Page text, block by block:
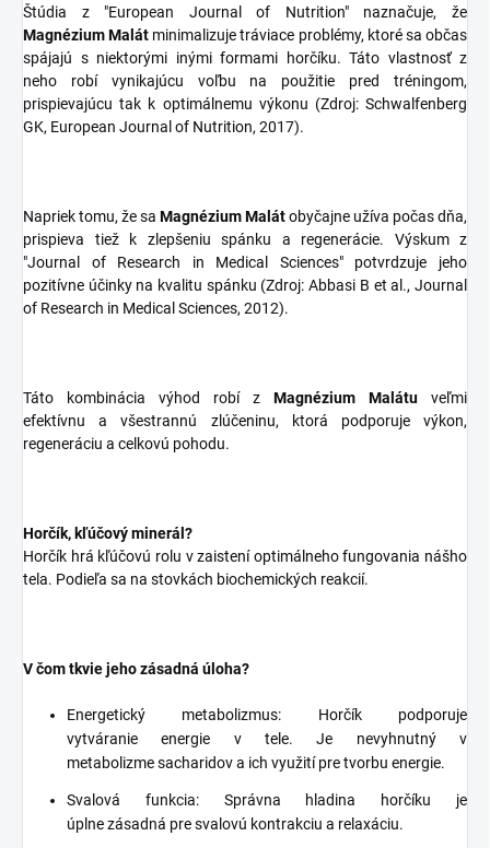
Štúdia z "European Journal of Nutrition" naznačuje, že
Magnézium Malát minimalizuje tráviace problémy, ktoré sa občas
spájajú s niektorými inými formami horčíku. Táto vlastnosť z
neho robí vynikajúcu voľbu na použitie pred tréningom,
prispievajúcu tak k optimálnemu výkonu (Zdroj: Schwalfenberg
GK, European Journal of Nutrition, 2017).
Napriek tomu, že sa Magnézium Malátobyčajne užíva počas dňa,
prispieva tiež k zlepšeniu spánku a regenerácie. Výskum z
"Journal of Research in Medical Sciences" potvrdzuje jeho
pozitívne účinky na kvalitu spánku (Zdroj: Abbasi B et al., Journal
of Research in Medical Sciences, 2012).
Táto kombinácia výhod robí z Magnézium Malátu veľmi
efektívnu a všestrannú zlúčeninu, ktorá podporuje výkon,
regeneráciu a celkovú pohodu.
Horčík, kľúčový minerál?
Horčík hrá kľúčovú rolu v zaistení optimálneho fungovania nášho
tela. Podieľa sa na stovkách biochemických reakcií.
V čom tkvie jeho zásadná úloha?
Energetický metabolizmus: Horčík podporuje
vytváranie energie v tele. Je nevyhnutný v
metabolizme sacharidov a ich využití pre tvorbu energie.
Svalová funkcia: Správna hladina horčíku je
úplne zásadná pre svalovú kontrakciu a relaxáciu.